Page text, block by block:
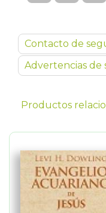
Contacto de
Advertencias de
Productos